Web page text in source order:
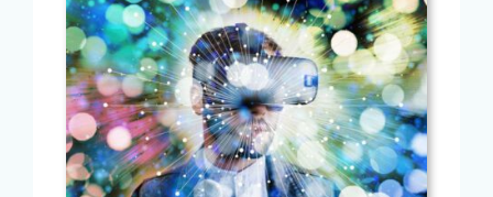
MFA-heute Newsletter-Anmeldung
Über uns
Ihre Werbung auf MFA-heute.de